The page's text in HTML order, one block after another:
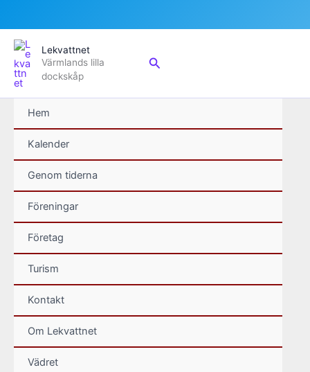
Hoppa
innehåll
Lekvattnet
Värmlands lilla
dockskåp
Sök
Hem
Kalender
Genom tiderna
Föreningar
Företag
Turism
Kontakt
Om Lekvattnet
Vädret